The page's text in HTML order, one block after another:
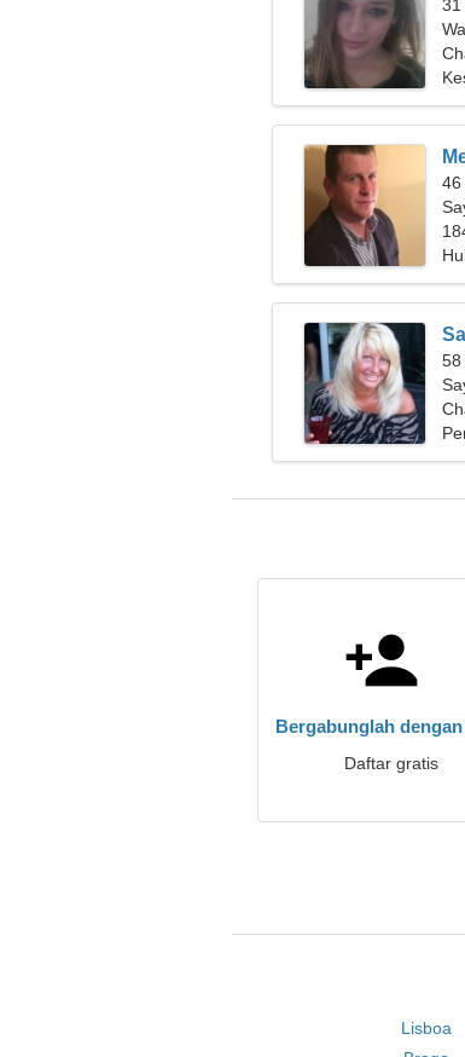
31
46
58
Bergabunglah
Daftar gratis
Lisboa